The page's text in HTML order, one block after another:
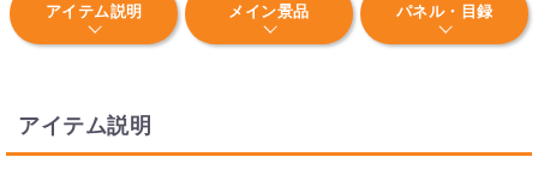
目録とは、封筒と景品の内容が記された景品引換券のことで
す。イベント当日、現物の商品の代わりに当選者の方にお渡し
Q. 景品パネルはついていますか？
アイテム説明 メイン景品 パネル・目録
アイテム説明